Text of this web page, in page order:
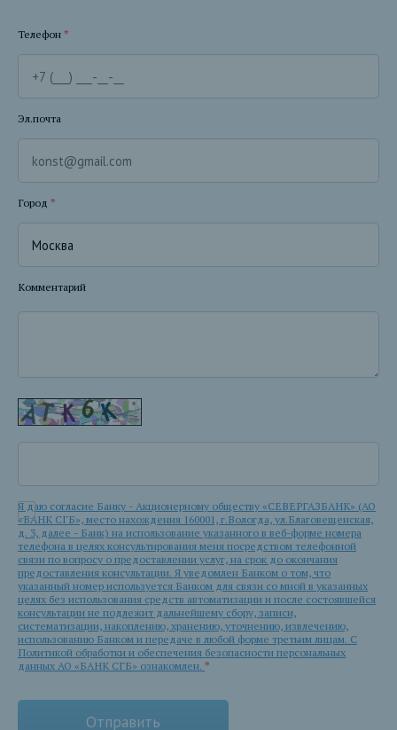
Телефон *
Эл.почта
Город *
Комментарий
Я даю согласие Банку - Акционерному обществу «СЕВЕРГАЗБАНК» (АО
«БАНК СГБ», место нахождения 160001, г.Вологда, ул.Благовещенская,
д. 3, далее - Банк) на использование указанного в веб-форме номера
телефона в целях консультирования меня посредством телефонной
связи по вопросу о предоставлении услуг, на срок до окончания
предоставления консультации. Я уведомлен Банком о том, что
указанный номер используется Банком для связи со мной в указанных
целях без использования средств автоматизации и после состоявшейся
консультации не подлежит дальнейшему сбору, записи,
систематизации, накоплению, хранению, уточнению, извлечению,
использованию Банком и передаче в любой форме третьим лицам. С
Политикой обработки и обеспечения безопасности персональных
данных АО «БАНК СГБ» ознакомлен. *